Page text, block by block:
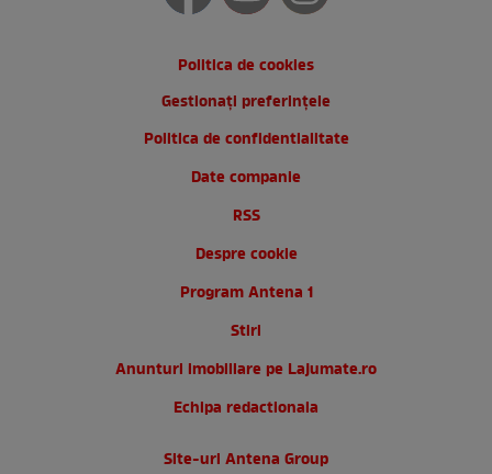
Politica de cookies
Gestionați preferințele
Politica de confidentialitate
Date companie
RSS
Despre cookie
Program Antena 1
Stiri
Anunturi imobiliare pe Lajumate.ro
Echipa redactionala
Site-uri Antena Group